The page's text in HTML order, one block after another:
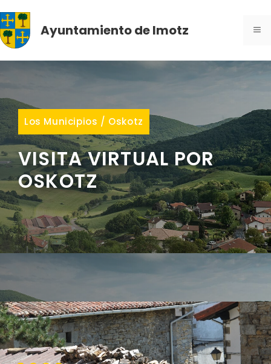
al
contenidoAyuntamiento de Imotz
Los Municipios / Oskotz
VISITA VIRTUAL POR
OSKOTZ